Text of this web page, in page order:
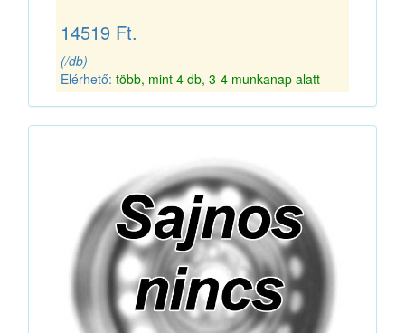
14519 Ft.
(/db)
Elérhető: több, mint 4 db, 3-4 munkanap alatt